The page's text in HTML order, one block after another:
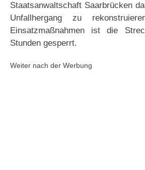
Staatsanwaltschaft Saarbrücken
Unfallhergang zu
Einsatzmaßnahmen ist die
Stunden gesperrt.
Weiter nach der Werbung